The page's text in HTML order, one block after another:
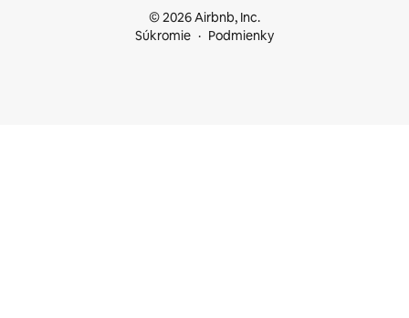
© 2026 Airbnb, Inc.
Súkromie
Podmienky